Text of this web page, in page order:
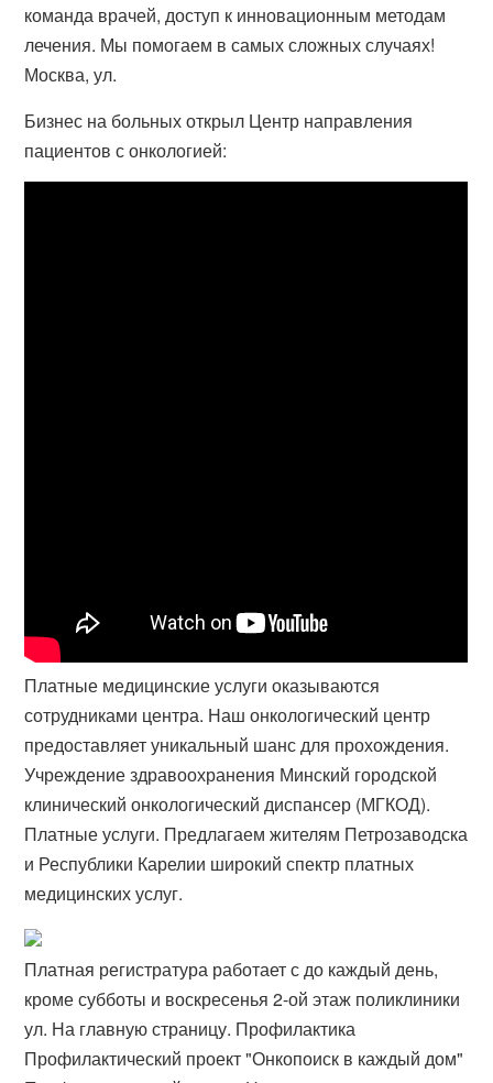
команда врачей, доступ к инновационным методам
лечения. Мы помогаем в самых сложных случаях!
Москва, ул.
Бизнес на больных открыл Центр направления
пациентов с онкологией:
Платные медицинские услуги оказываются
сотрудниками центра. Наш онкологический центр
предоставляет уникальный шанс для прохождения.
Учреждение здравоохранения Минский городской
клинический онкологический диспансер (МГКОД).
Платные услуги. Предлагаем жителям Петрозаводска
и Республики Карелии широкий спектр платных
медицинских услуг.
Платная регистратура работает с до каждый день,
кроме субботы и воскресенья 2-ой этаж поликлиники
ул. На главную страницу. Профилактика
Профилактический проект "Онкопоиск в каждый дом"